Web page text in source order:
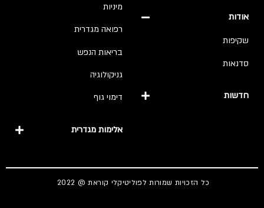
אודות
שקיפות
סדנאות
חדשות
מיניות
רפואה מגדרית
בריאות הנפש
גניקולוגיה
דימוי גוף
אלימות מגדרית
כל הזכויות שמורות לפוליטיקלי קוראת @ 2022